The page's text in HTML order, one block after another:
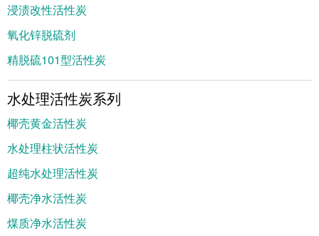
浸渍改性活性炭
氧化锌脱硫剂
精脱硫101型活性炭
水处理活性炭系列
椰壳黄金活性炭
水处理柱状活性炭
超纯水处理活性炭
椰壳净水活性炭
煤质净水活性炭